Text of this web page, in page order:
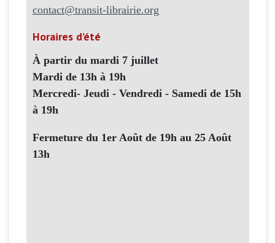
contact@transit-librairie.org
Horaires d’été
À partir du mardi 7 juillet
Mardi de 13h à 19h
Mercredi- Jeudi - Vendredi - Samedi de 15h
à 19h
Fermeture du 1er Août de 19h au 25 Août
13h